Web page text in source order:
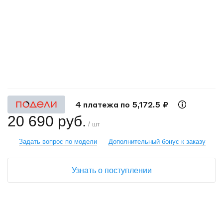
4 платежа по 5,172.5 ₽
20 690 руб. / шт
Задать вопрос по модели Дополнительный бонус к заказу
Узнать о поступлении